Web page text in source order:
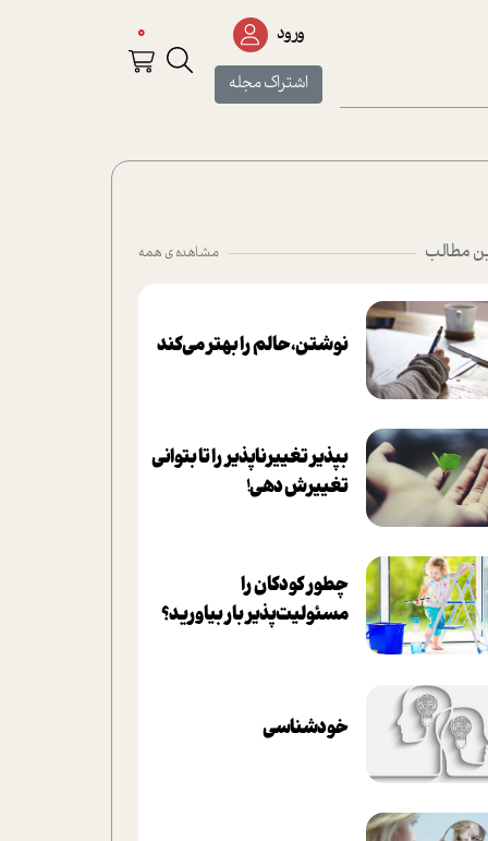
ورود
اشتراک مجله
0
مطالب مشاهده ی همه
نوشتن، حالم را بهتر می‌کند
بپذير تغييرناپذير را تا بتواني
تغييرش دهي!‏
چطور کودکان را
مسئولیت‌پذیر بار بیاورید؟
خودشناسی